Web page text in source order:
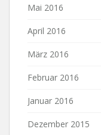
Mai 2016
April 2016
März 2016
Februar 2016
Januar 2016
Dezember 2015